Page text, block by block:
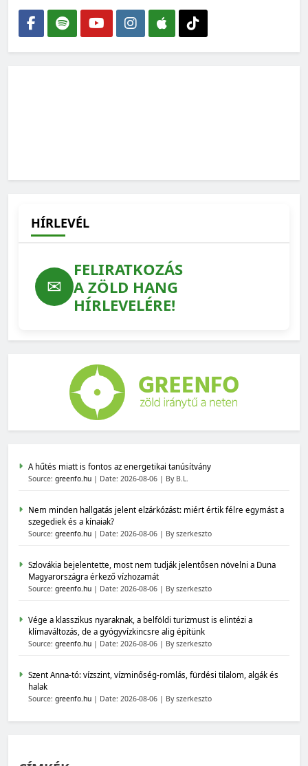
Amikor az ökológus rajzolni kezd – interjú Gallé-Szpisjak
Nikolettel
2026-06-01
HÍRLEVÉL
✉
FELIRATKOZÁS
A ZÖLD HANG
HÍRLEVELÉRE!
A hűtés miatt is fontos az energetikai tanúsítvány
Source: greenfo.hu Date: 2026-08-06 By B.L.
Nem minden hallgatás jelent elzárkózást: miért értik félre egymást a
szegediek és a kínaiak?
Source: greenfo.hu Date: 2026-08-06 By szerkeszto
Szlovákia bejelentette, most nem tudják jelentősen növelni a Duna
Magyarországra érkező vízhozamát
Source: greenfo.hu Date: 2026-08-06 By szerkeszto
Vége a klasszikus nyaraknak, a belföldi turizmust is elintézi a
klímaváltozás, de a gyógyvízkincsre alig építünk
Source: greenfo.hu Date: 2026-08-06 By szerkeszto
Szent Anna-tó: vízszint, vízminőség-romlás, fürdési tilalom, algák és
halak
Source: greenfo.hu Date: 2026-08-06 By szerkeszto